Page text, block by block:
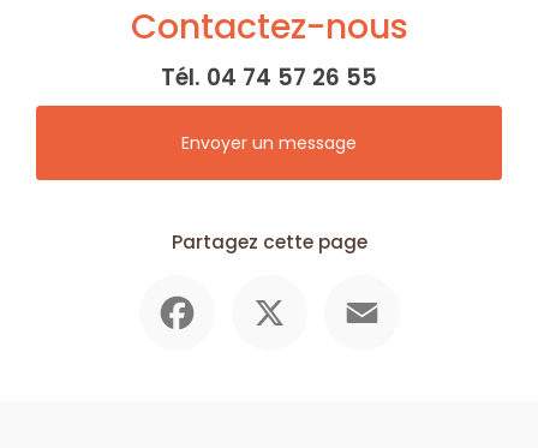
Contactez-nous
Tél. 04 74 57 26 55
Envoyer un message
Partagez cette page